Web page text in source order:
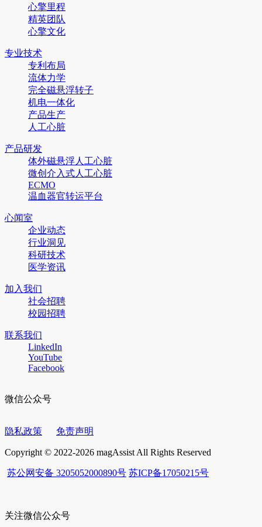
心擎里程
精英团队
心擎文化
专业技术
专利布局
流体力学
完全磁悬浮转子
机电一体化
产品生产
人工心脏
产品研发
体外磁悬浮人工心脏
微创介入式人工心脏
ECMO
温血器官转运平台
心闻室
企业动态
行业洞见
科研技术
医学资讯
加入我们
社会招聘
校园招聘
联系我们
LinkedIn
YouTube
Facebook
微信公众号
隐私政策 免责声明
Copyright © 2022-2026 magAssist All Rights Reserved
苏公网安备 3205052000890号 苏ICP备17050215号
关注微信公众号